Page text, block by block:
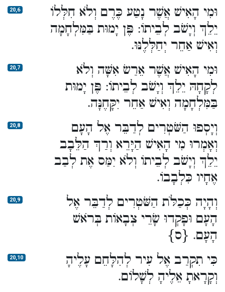
20,6
וּמִי הָאִישׁ אֲשֶׁר נָטַע כֶּרֶם וְלֹא חִלְּלוֹ
יֵלֵךְ וְיָשֹׁב לְבֵיתוֹ: פֶּן יָמוּת בַּמִּלְחָמָה
וְאִישׁ אַחֵר יְחַלְּלֶנּוּ.
20,7
וּמִי הָאִישׁ אֲשֶׁר אֵרַשׂ אִשָּׁה וְלֹא
לְקָחָהּ יֵלֵךְ וְיָשֹׁב לְבֵיתוֹ: פֶּן יָמוּת
בַּמִּלְחָמָה וְאִישׁ אַחֵר יִקָּחֶנָּה.
20,8
וְיָסְפוּ הַשֹּׁטְרִים לְדַבֵּר אֶל הָעָם
וְאָמְרוּ מִי הָאִישׁ הַיָּרֵא וְרַךְ הַלֵּבָב
יֵלֵךְ וְיָשֹׁב לְבֵיתוֹ וְלֹא יִמַּס אֶת לְבַב
אֶחָיו כִּלְבָבוֹ.
20,9
וְהָיָה כְּכַלֹּת הַשֹּׁטְרִים לְדַבֵּר אֶל
הָעָם וּפָקְדוּ שָׂרֵי צְבָאוֹת בְּרֹאשׁ
הָעָם. {ס}
20,10
כִּי תִקְרַב אֶל עִיר לְהִלָּחֵם עָלֶיהָ
וְקָרָאתָ אֵלֶיהָ לְשָׁלוֹם.